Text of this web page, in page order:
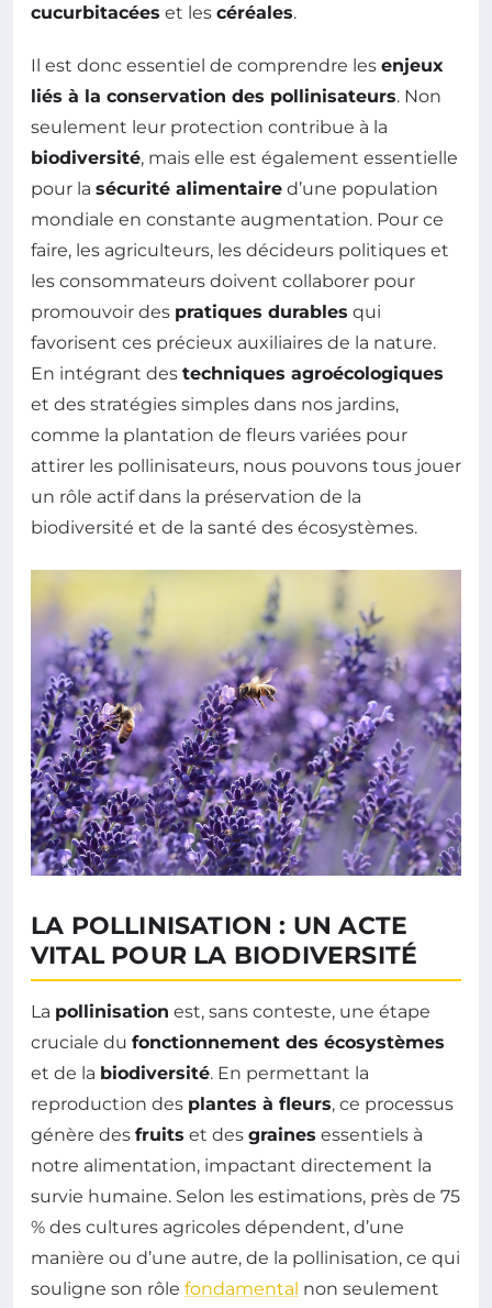
cucurbitacées et les céréales.
Il est donc essentiel de comprendre les enjeux
liés à la conservation des pollinisateurs. Non
seulement leur protection contribue à la
biodiversité, mais elle est également essentielle
pour la sécurité alimentaire d’une population
mondiale en constante augmentation. Pour ce
faire, les agriculteurs, les décideurs politiques et
les consommateurs doivent collaborer pour
promouvoir des pratiques durables qui
favorisent ces précieux auxiliaires de la nature.
En intégrant des techniques agroécologiques
et des stratégies simples dans nos jardins,
comme la plantation de fleurs variées pour
attirer les pollinisateurs, nous pouvons tous jouer
un rôle actif dans la préservation de la
biodiversité et de la santé des écosystèmes.
LA POLLINISATION : UN ACTE
VITAL POUR LA BIODIVERSITÉ
La pollinisation est, sans conteste, une étape
cruciale du fonctionnement des écosystèmes
et de la biodiversité. En permettant la
reproduction des plantes à fleurs, ce processus
génère des fruits et des graines essentiels à
notre alimentation, impactant directement la
survie humaine. Selon les estimations, près de 75
% des cultures agricoles dépendent, d’une
manière ou d’une autre, de la pollinisation, ce qui
souligne son rôle fondamental non seulement